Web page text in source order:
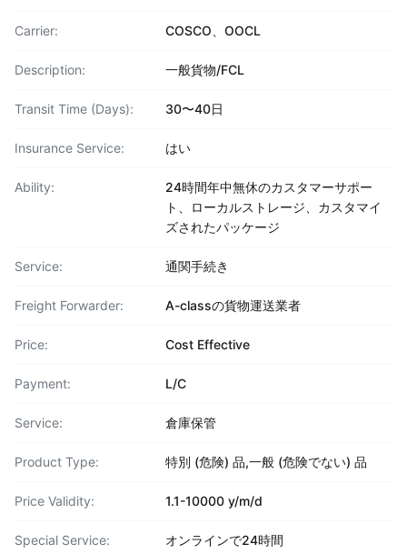
Carrier: COSCO、OOCL
Description: 一般貨物/FCL
Transit Time (Days): 30〜40日
Insurance Service: はい
Ability:
24時間年中無休のカスタマーサポー
ト、ローカルストレージ、カスタマイ
ズされたパッケージ
Service: 通関手続き
Freight Forwarder: A-classの貨物運送業者
Price: Cost Effective
Payment: L/C
Service: 倉庫保管
Product Type: 特別 (危険) 品,一般 (危険でない) 品
Price Validity: 1.1-10000 y/m/d
Special Service: オンラインで24時間